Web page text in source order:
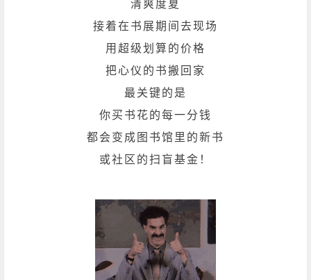
清爽度夏
接着在书展期间去现场
用超级划算的价格
把心仪的书搬回家
最关键的是
你买书花的每一分钱
都会变成图书馆里的新书
或社区的扫盲基金！